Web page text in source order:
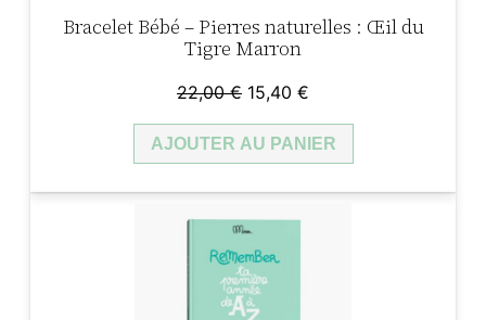
Bracelet Bébé – Pierres naturelles : Œil du
Tigre Marron
22,00€ Le
prix
initial
22,00 €.
15,40 €
prix
actuel
15,40 €.
AJOUTER AU PANIER